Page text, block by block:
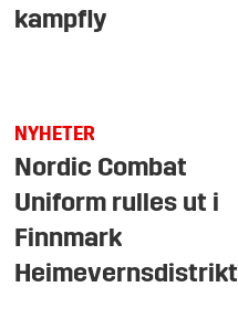
kampfly
NYHETER
Nordic Combat
Uniform rulles ut i
Finnmark
Heimevernsdistrikt